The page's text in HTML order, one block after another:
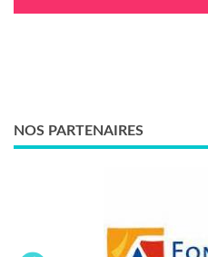
NOS PARTENAIRES